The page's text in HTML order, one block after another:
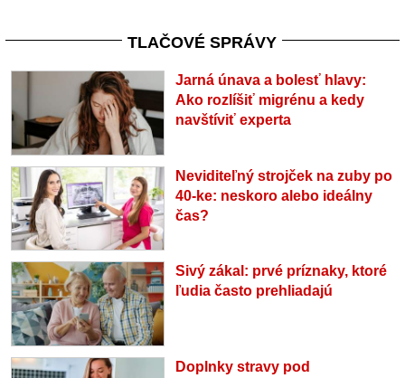
TLAČOVÉ SPRÁVY
Jarná únava a bolesť hlavy:
Ako rozlíšiť migrénu a kedy
navštíviť experta
Neviditeľný strojček na zuby po
40-ke: neskoro alebo ideálny
čas?
Sivý zákal: prvé príznaky, ktoré
ľudia často prehliadajú
Doplnky stravy pod